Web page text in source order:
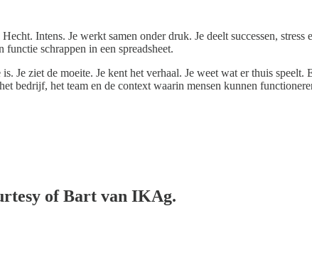
Intens. Je werkt samen onder druk. Je deelt successen,
schrappen in een spreadsheet.
Je ziet de moeite. Je kent het verhaal. Je weet wat er thuis
bedrijf, het team en de context waarin mensen kunnen
of Bart van IKAg.